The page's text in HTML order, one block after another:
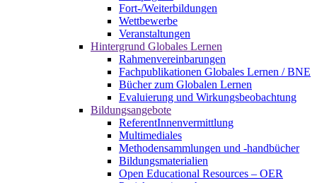
Fort-/Weiterbildungen
Wettbewerbe
Veranstaltungen
Hintergrund Globales Lernen
Rahmenvereinbarungen
Fachpublikationen Globales Lernen / BNE
Bücher zum Globalen Lernen
Evaluierung und Wirkungsbeobachtung
Bildungsangebote
ReferentInnenvermittlung
Multimediales
Methodensammlungen und -handbücher
Bildungsmaterialien
Open Educational Resources – OER